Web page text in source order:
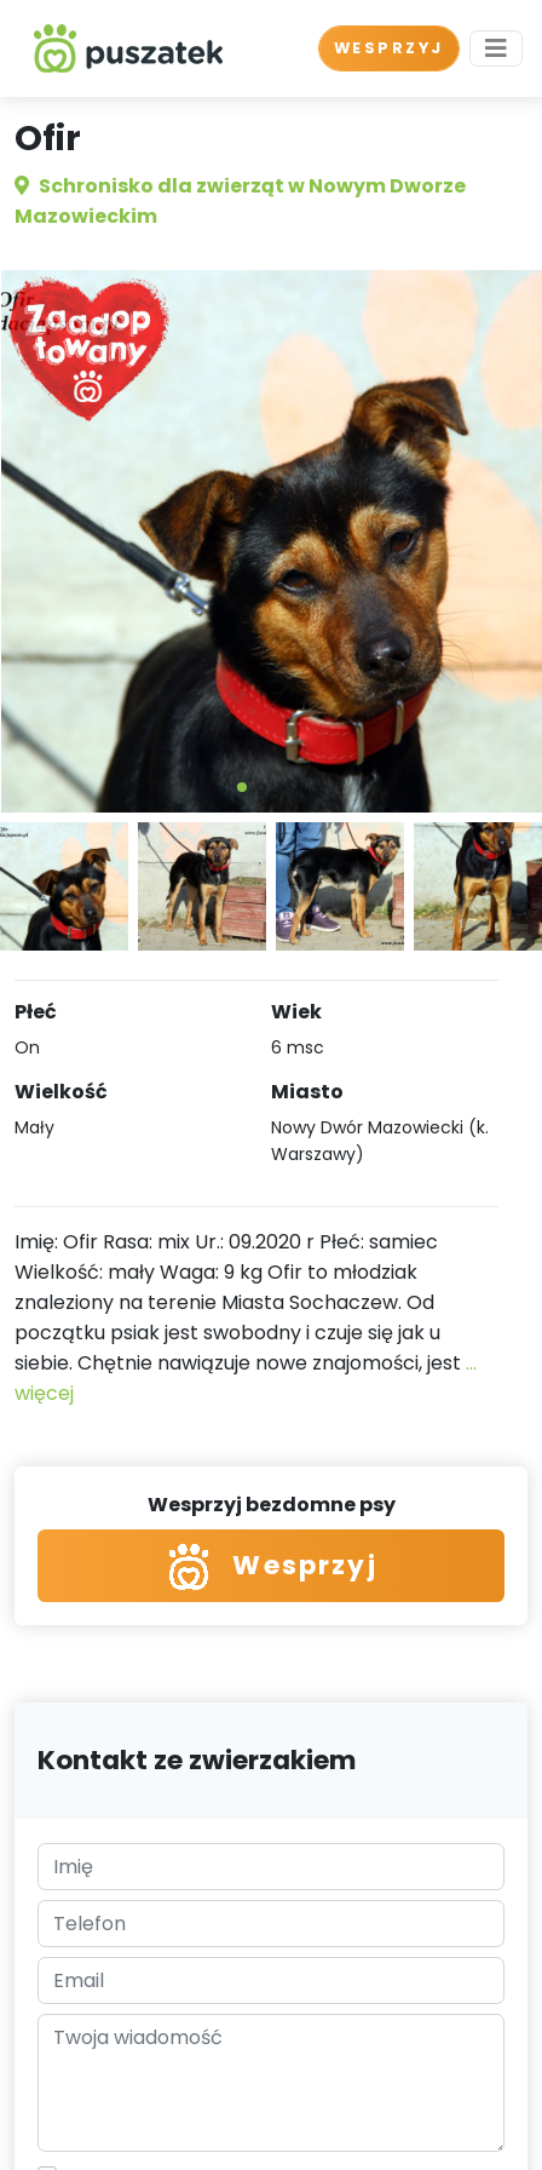
WESPRZYJ
Ofir
Schronisko dla zwierząt w Nowym Dworze
Mazowieckim
Płeć
On
Wielkość
Mały
Wiek
6 msc
Miasto
Nowy Dwór Mazowiecki (k.
Warszawy)
Imię: Ofir Rasa: mix Ur.: 09.2020 r Płeć: samiec
Wielkość: mały Waga: 9 kg Ofir to młodziak
znaleziony na terenie Miasta Sochaczew. Od
początku psiak jest swobodny i czuje się jak u
siebie. Chętnie nawiązuje nowe znajomości, jest ...
więcej
Wesprzyj bezdomne psy
Wesprzyj
Kontakt ze zwierzakiem